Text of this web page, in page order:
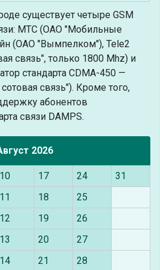
существует четыре GSM
МТС (ОАО "Мобильные
(ОАО "Вымпелком"), Tele2
связь", только 1800 Mhz) и
стандарта CDMA-450 —
связь"). Кроме того,
абонентов
связи DAMPS.
2026
10 17 24
31
11 18
25
12 19
26
13 20
27
14 21 28